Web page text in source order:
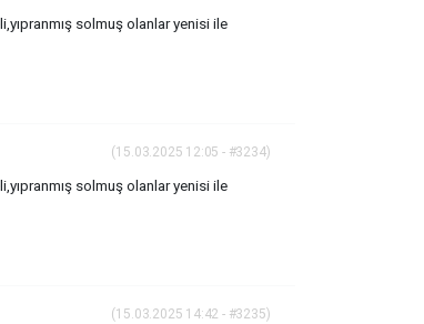
solmuş olanlar yenisi ile
(15.03.2025 12:05 - #3234)
solmuş olanlar yenisi ile
(15.03.2025 14:42 - #3235)